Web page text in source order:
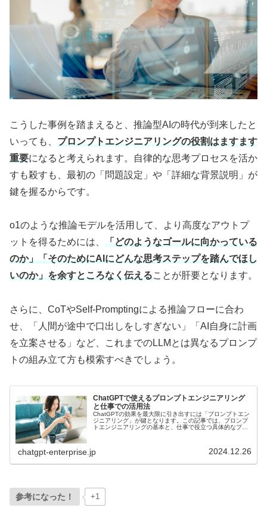
こうした事例を踏まえると、推論型AIの時代が到来したと
いっても、 プロンプトエンジニアリングの役割はますます
重要になると考えられます。自律的な思考プロセスを活か
すも殺すも、最初の「問題設定」や「詳細な背景説明」が
鍵を握るからです。
o1のような推論モデルを活用して、より高度なアウトプ
ットを得るためには、
「どのようなゴールに向かっている
のか」「そのためにAIにどんな思考ステップを踏んでほし
いのか」を余すところなく伝えることが肝要となります。
さらに、CoTやSelf-Promptingによる推論フローに合わ
せ、「人間が途中で口出しをしすぎない」「AI自身に計画
を立案させる」など、これまでのLLMとは異なるプロンプ
トの組み立て方も模索すべきでしょう。
ChatGPTで使えるプロンプトエンジニアリング
と仕事での活用法
ChatGPTの効果を最大限に引き出すには「プロンプトエン
ジニアリング」が鍵となります。この記事では、プロンプ
トエンジニアリングの基本と、仕事で役立つ具体的なプロ
chatgpt-enterprise.jp 2024.12.26
参考になった！ +1